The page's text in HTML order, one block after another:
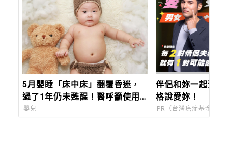
5月嬰睡「床中床」翻覆昏迷，
過了1年仍未甦醒！醫呼籲使用
一定要注意2件事
嬰兒
伴侶和妳一起預防
格說愛妳！
PR（台灣癌症基金會）